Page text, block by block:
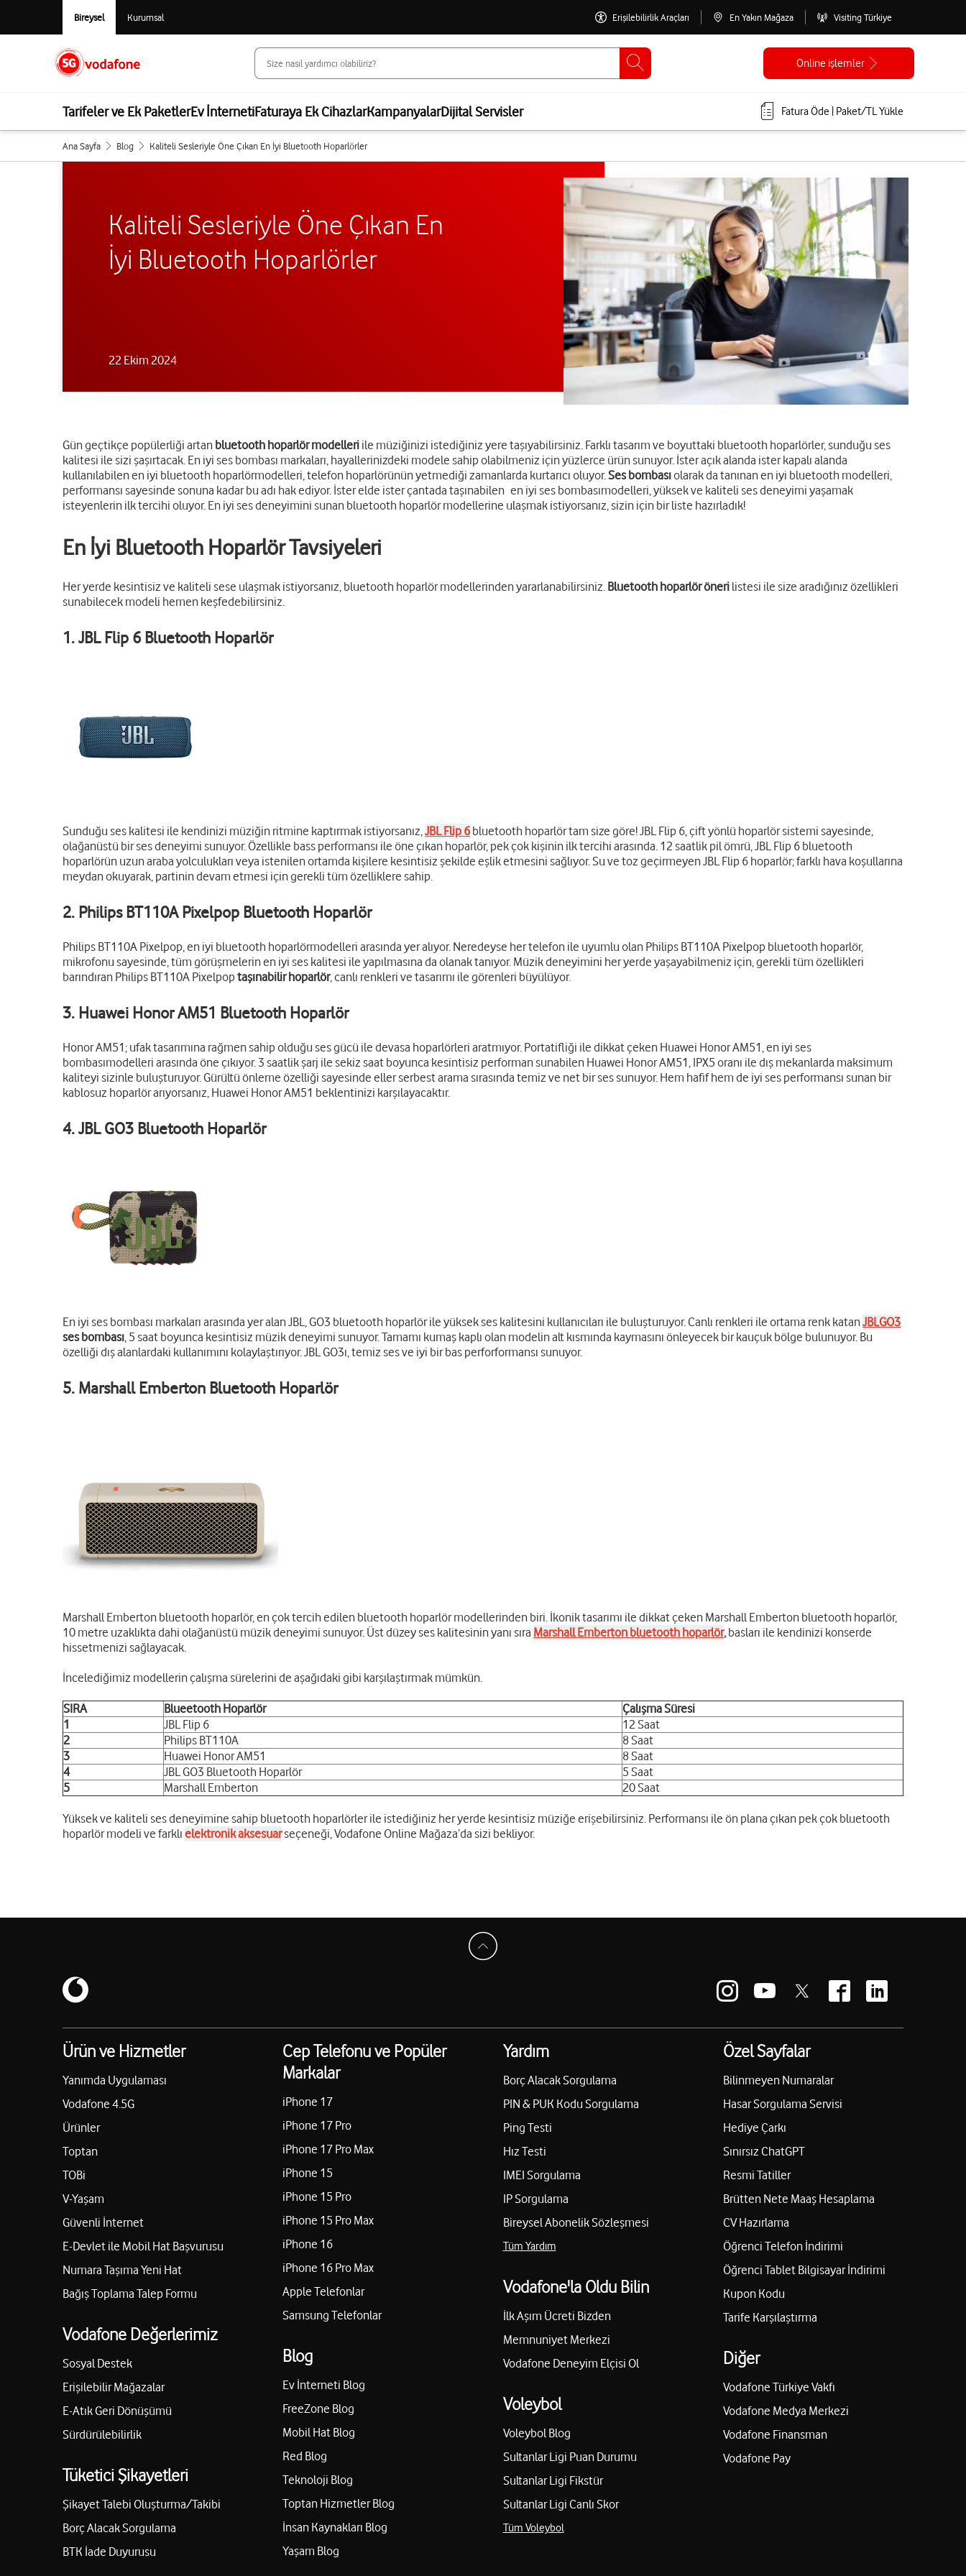
Bireysel Kurumsal Erişilebilirlik Araçları En Yakın Mağaza Visiting Türkiye
Online işlemler
Tarifeler ve Ek PaketlerEv İnternetiFaturaya Ek CihazlarKampanyalarDijital Servisler Fatura Öde | Paket/TL Yükle
Ana Sayfa Blog Kaliteli Sesleriyle Öne Çıkan En İyi Bluetooth Hoparlörler
Kaliteli Sesleriyle Öne Çıkan En
İyi Bluetooth Hoparlörler
22 Ekim 2024
Gün geçtikçe popülerliği artan bluetooth hoparlör modelleri ile müziğinizi istediğiniz yere taşıyabilirsiniz. Farklı tasarım ve boyuttaki bluetooth hoparlörler, sunduğu ses
kalitesi ile sizi şaşırtacak. En iyi ses bombası markaları, hayallerinizdeki modele sahip olabilmeniz için yüzlerce ürün sunuyor. İster açık alanda ister kapalı alanda
kullanılabilen en iyi bluetooth hoparlörmodelleri, telefon hoparlörünün yetmediği zamanlarda kurtarıcı oluyor.Ses bombasıolarak da tanınan en iyi bluetooth modelleri,
performansı sayesinde sonuna kadar bu adı hak ediyor. İster elde ister çantada taşınabilen en iyi ses bombasımodelleri, yüksek ve kaliteli ses deneyimi yaşamak
isteyenlerin ilk tercihi oluyor. En iyi ses deneyimini sunan bluetooth hoparlör modellerine ulaşmak istiyorsanız, sizin için bir liste hazırladık!
En İyi Bluetooth Hoparlör Tavsiyeleri
Her yerde kesintisiz ve kaliteli sese ulaşmak istiyorsanız, bluetooth hoparlör modellerinden yararlanabilirsiniz. Bluetooth hoparlör öneri listesi ile size aradığınız özellikleri
sunabilecek modeli hemen keşfedebilirsiniz.
1. JBL Flip 6 Bluetooth Hoparlör
Sunduğu ses kalitesi ile kendinizi müziğin ritmine kaptırmak istiyorsanız,JBL Flip 6 bluetooth hoparlör tam size göre! JBL Flip 6, çift yönlü hoparlör sistemi sayesinde,
olağanüstü bir ses deneyimi sunuyor. Özellikle bass performansı ile öne çıkan hoparlör, pek çok kişinin ilk tercihi arasında. 12 saatlik pil ömrü, JBL Flip 6 bluetooth
hoparlörün uzun araba yolculukları veya istenilen ortamda kişilere kesintisiz şekilde eşlik etmesini sağlıyor. Su ve toz geçirmeyen JBL Flip 6 hoparlör; farklı hava koşullarına
meydan okuyarak, partinin devam etmesi için gerekli tüm özelliklere sahip.
2. Philips BT110A Pixelpop Bluetooth Hoparlör
Philips BT110A Pixelpop, en iyi bluetooth hoparlörmodelleri arasında yer alıyor. Neredeyse her telefon ile uyumlu olan Philips BT110A Pixelpop bluetooth hoparlör,
mikrofonu sayesinde, tüm görüşmelerin en iyi ses kalitesi ile yapılmasına da olanak tanıyor. Müzik deneyimini her yerde yaşayabilmeniz için, gerekli tüm özellikleri
barındıran Philips BT110A Pixelpoptaşınabilir hoparlör, canlı renkleri ve tasarımı ile görenleri büyülüyor.
3. Huawei Honor AM51 Bluetooth Hoparlör
Honor AM51; ufak tasarımına rağmen sahip olduğu ses gücü ile devasa hoparlörleri aratmıyor. Portatifliği ile dikkat çeken Huawei Honor AM51, en iyi ses
bombasımodelleri arasında öne çıkıyor. 3 saatlik şarj ile sekiz saat boyunca kesintisiz performan sunabilen Huawei Honor AM51, IPX5 oranı ile dış mekanlarda maksimum
kaliteyi sizinle buluşturuyor. Gürültü önleme özelliği sayesinde eller serbest arama sırasında temiz ve net bir ses sunuyor. Hem hafif hem de iyi ses performansı sunan bir
kablosuz hoparlör arıyorsanız, Huawei Honor AM51 beklentinizi karşılayacaktır.
4. JBL GO3 Bluetooth Hoparlör
En iyi ses bombası markaları arasında yer alan JBL, GO3 bluetooth hoparlör ile yüksek ses kalitesini kullanıcıları ile buluşturuyor. Canlı renkleri ile ortama renk katanJBLGO3
ses bombası, 5 saat boyunca kesintisiz müzik deneyimi sunuyor. Tamamı kumaş kaplı olan modelin alt kısmında kaymasını önleyecek bir kauçuk bölge bulunuyor. Bu
özelliği dış alanlardaki kullanımını kolaylaştırıyor. JBL GO3ı, temiz ses ve iyi bir bas perforformansı sunuyor.
5. Marshall Emberton Bluetooth Hoparlör
Marshall Emberton bluetooth hoparlör, en çok tercih edilen bluetooth hoparlör modellerinden biri. İkonik tasarımı ile dikkat çeken Marshall Emberton bluetooth hoparlör,
10 metre uzaklıkta dahi olağanüstü müzik deneyimi sunuyor. Üst düzey ses kalitesinin yanı sıra Marshall Emberton bluetooth hoparlör,basları ile kendinizi konserde
hissetmenizi sağlayacak.
İncelediğimiz modellerin çalışma sürelerini de aşağıdaki gibi karşılaştırmak mümkün.
SIRA Blueetooth Hoparlör
Çalışma Süresi
1
JBL Flip 6
12 Saat
2
Philips BT110A
8 Saat
3
Huawei Honor AM51
8 Saat
4
JBL GO3 Bluetooth Hoparlör
5 Saat
5
Marshall Emberton 20 Saat
Yüksek ve kaliteli ses deneyimine sahip bluetooth hoparlörler ile istediğiniz her yerde kesintisiz müziğe erişebilirsiniz. Performansı ile ön plana çıkan pek çok bluetooth
hoparlör modeli ve farklı elektronik aksesuarseçeneği, Vodafone Online Mağaza’da sizi bekliyor.
Ürün ve Hizmetler
Yanımda Uygulaması
Vodafone 4.5G
Ürünler
Toptan
TOBi
V-Yaşam
Güvenli İnternet
E-Devlet ile Mobil Hat Başvurusu
Numara Taşıma Yeni Hat
Bağış Toplama Talep Formu
Vodafone Değerlerimiz
Sosyal Destek
Erişilebilir Mağazalar
E-Atık Geri Dönüşümü
Sürdürülebilirlik
Tüketici Şikayetleri
Şikayet Talebi Oluşturma/Takibi
Borç Alacak Sorgulama
BTK İade Duyurusu
Cep Telefonu ve Popüler
Markalar
iPhone 17
iPhone 17 Pro
iPhone 17 Pro Max
iPhone 15
iPhone 15 Pro
iPhone 15 Pro Max
iPhone 16
iPhone 16 Pro Max
Apple Telefonlar
Samsung Telefonlar
Blog
Ev İnterneti Blog
FreeZone Blog
Mobil Hat Blog
Red Blog
Teknoloji Blog
Toptan Hizmetler Blog
İnsan Kaynakları Blog
Yaşam Blog
Yardım
Borç Alacak Sorgulama
PIN & PUK Kodu Sorgulama
Ping Testi
Hız Testi
IMEI Sorgulama
IP Sorgulama
Bireysel Abonelik Sözleşmesi
Tüm Yardım
Vodafone'la Oldu Bilin
İlk Aşım Ücreti Bizden
Memnuniyet Merkezi
Vodafone Deneyim Elçisi Ol
Voleybol
Voleybol Blog
Sultanlar Ligi Puan Durumu
Sultanlar Ligi Fikstür
Sultanlar Ligi Canlı Skor
Tüm Voleybol
Özel Sayfalar
Bilinmeyen Numaralar
Hasar Sorgulama Servisi
Hediye Çarkı
Sınırsız ChatGPT
Resmi Tatiller
Brütten Nete Maaş Hesaplama
CV Hazırlama
Öğrenci Telefon İndirimi
Öğrenci Tablet Bilgisayar İndirimi
Kupon Kodu
Tarife Karşılaştırma
Diğer
Vodafone Türkiye Vakfı
Vodafone Medya Merkezi
Vodafone Finansman
Vodafone Pay